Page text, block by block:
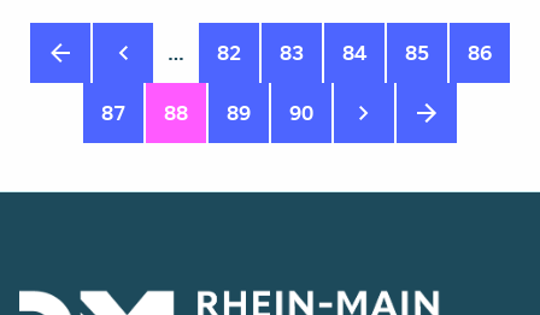
Seitennummerierung
… Seite
82 Seite
83 Seite
84 Seite
85 Seite
86
Seite
87
Aktuelle
Seite
88 Seite
89 Seite
90